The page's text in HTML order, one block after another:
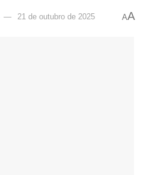
21 de outubro de 2025 AA